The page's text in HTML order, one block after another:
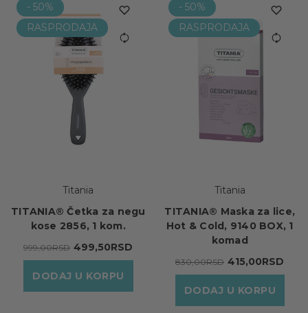
- 50%
RASPRODAJA
Titania
TITANIA® Četka za negu
kose 2856, 1 kom.
999,00RSD 499,50RSD
DODAJ U KORPU
- 50%
RASPRODAJA
Titania
TITANIA® Maska za lice,
Hot & Cold, 9140 BOX, 1
komad
830,00RSD 415,00RSD
DODAJ U KORPU